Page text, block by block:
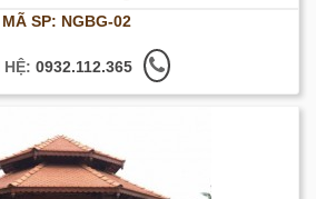
MÃ SP: NGBG-02
HỆ: 0932.112.365